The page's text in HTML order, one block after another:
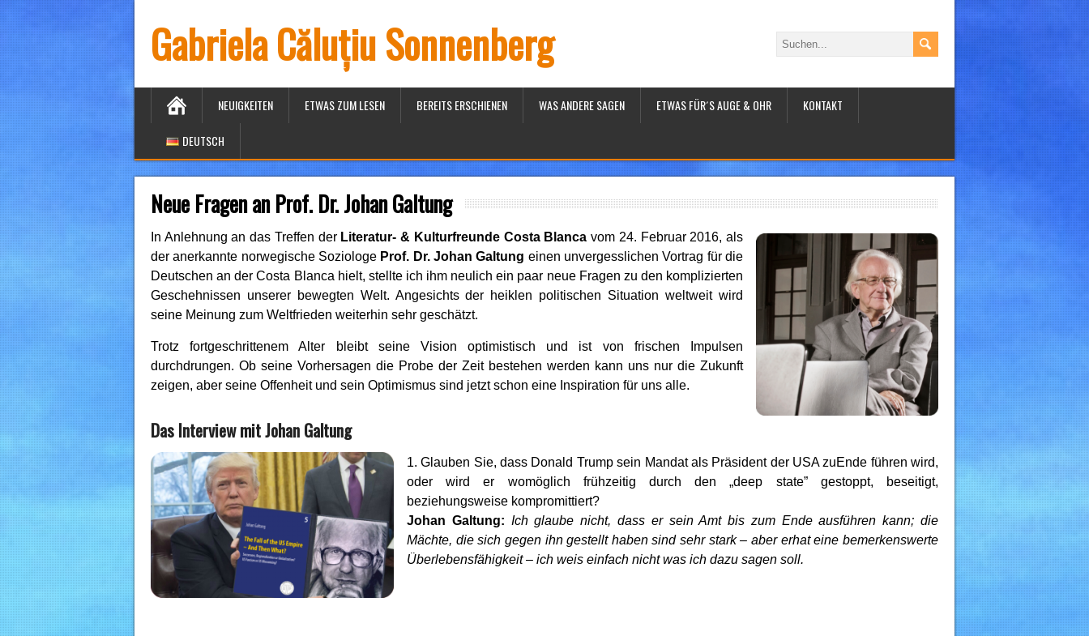
Gabriela Căluțiu Sonnenberg
NEUIGKEITEN ETWAS ZUM LESEN BEREITS ERSCHIENEN WAS ANDERE SAGEN ETWAS FÜR´S AUGE & OHR KONTAKT
DEUTSCH
Neue Fragen an Prof. Dr. Johan Galtung
In Anlehnung an das Treffen der Literatur- & Kulturfreunde Costa Blanca vom 24. Februar 2016, als
der anerkannte norwegische Soziologe Prof. Dr. Johan Galtung einen unvergesslichen Vortrag für die
Deutschen an der Costa Blanca hielt, stellte ich ihm neulich ein paar neue Fragen zu den komplizierten
Geschehnissen unserer bewegten Welt. Angesichts der heiklen politischen Situation weltweit wird
seine Meinung zum Weltfrieden weiterhin sehr geschätzt.
Trotz fortgeschrittenem Alter bleibt seine Vision optimistisch und ist von frischen Impulsen
durchdrungen. Ob seine Vorhersagen die Probe der Zeit bestehen werden kann uns nur die Zukunft
zeigen, aber seine Offenheit und sein Optimismus sind jetzt schon eine Inspiration für uns alle.
Das Interview mit Johan Galtung
1. Glauben Sie, dass Donald Trump sein Mandat als Präsident der USA zuEnde führen wird,
oder wird er womöglich frühzeitig durch den „deep state” gestoppt, beseitigt,
beziehungsweise kompromittiert?
Johan Galtung: Ich glaube nicht, dass er sein Amt bis zum Ende ausführen kann; die
Mächte, die sich gegen ihn gestellt haben sind sehr stark – aber erhat eine bemerkenswerte
Überlebensfähigkeit – ich weis einfach nicht was ich dazu sagen soll.